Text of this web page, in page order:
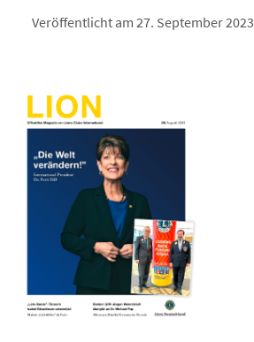
Veröffentlicht am 27. September 2023